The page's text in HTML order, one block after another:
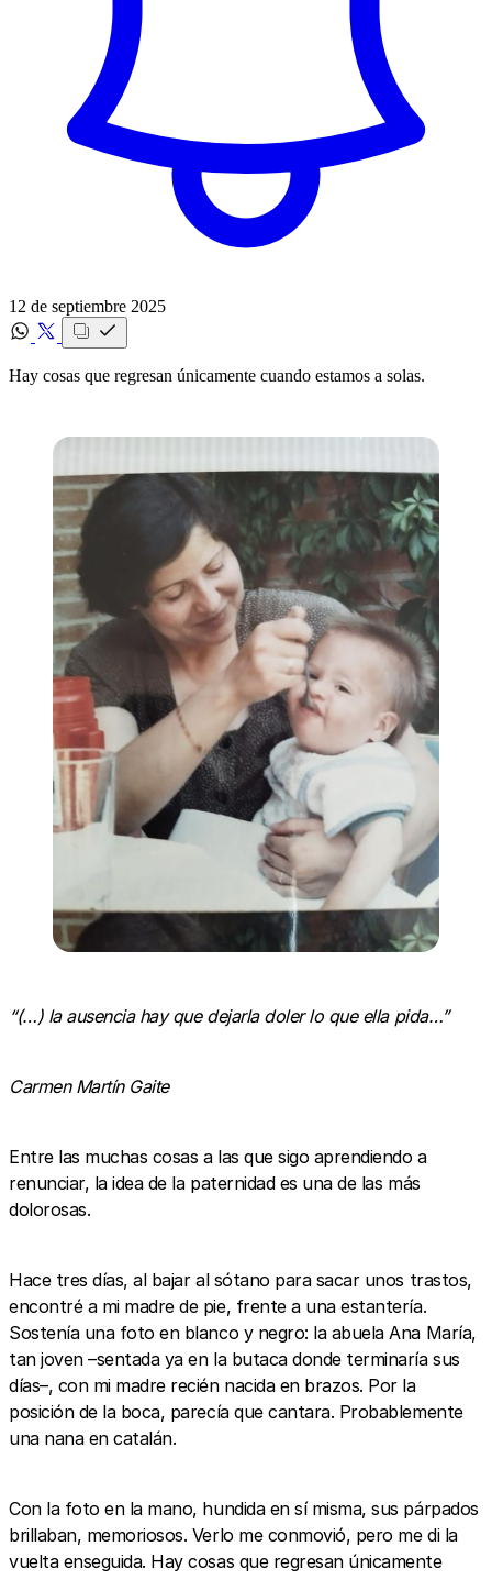
12 de septiembre 2025
Hay cosas que regresan únicamente cuando estamos a solas.
“(…) la ausencia hay que dejarla doler lo que ella pida…”
Carmen Martín Gaite
Entre las muchas cosas a las que sigo aprendiendo a
renunciar, la idea de la paternidad es una de las más
dolorosas.
Hace tres días, al bajar al sótano para sacar unos trastos,
encontré a mi madre de pie, frente a una estantería.
Sostenía una foto en blanco y negro: la abuela Ana María,
tan joven –sentada ya en la butaca donde terminaría sus
días–, con mi madre recién nacida en brazos. Por la
posición de la boca, parecía que cantara. Probablemente
una nana en catalán.
Con la foto en la mano, hundida en sí misma, sus párpados
brillaban, memoriosos. Verlo me conmovió, pero me di la
vuelta enseguida. Hay cosas que regresan únicamente